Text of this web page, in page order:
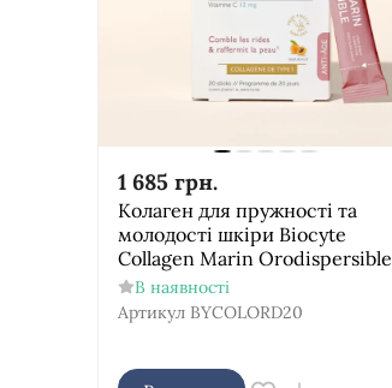
1 685 грн.
Колаген для пружності та
молодості шкіри Biocyte
Collagen Marin Orodispersible
В наявності
Артикул BYCOLORD20